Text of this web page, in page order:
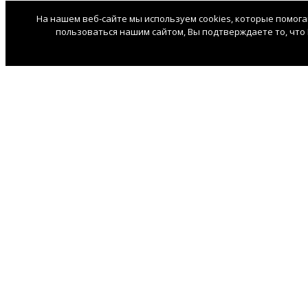
На нашем веб-сайте мы используем cookies, которые
пользоваться нашим сайтом, Вы подтверждаете то,